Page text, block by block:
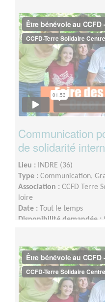
Communication
de solidarité
Lieu :
INDRE (36)
Type : Communication,
Association : CCFD Terre
loire
Date :
Tout le temps
Disponibilité demandée :
réunions d’équipes ont